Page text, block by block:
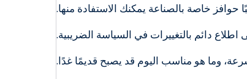
خاصة بالصناعة يمكنك الاستفادة منها.
دائم بالتغييرات في السياسة الضريبية.
وما هو مناسب اليوم قد يصبح قديمًا غدًا.